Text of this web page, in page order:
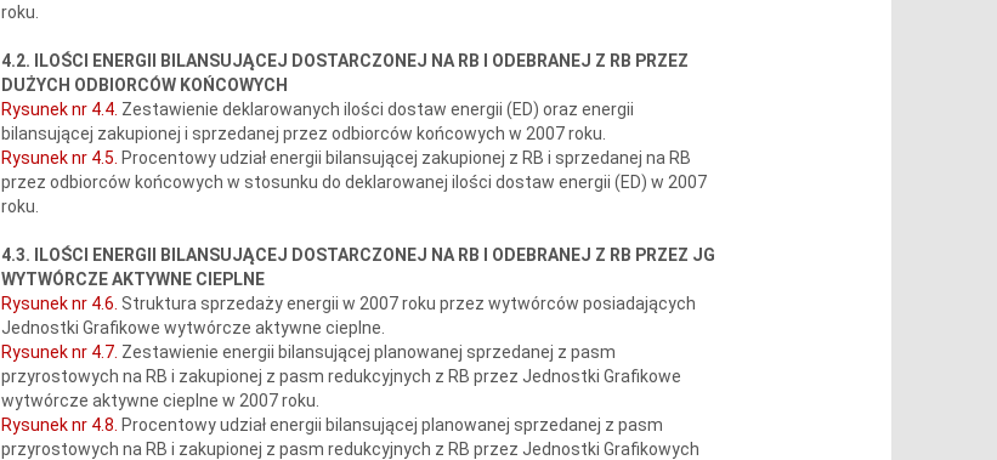
roku.
4.2. ILOŚCI ENERGII BILANSUJĄCEJ DOSTARCZONEJ NA RB I ODEBRANEJ Z RB PRZEZ
DUŻYCH ODBIORCÓW KOŃCOWYCH
Rysunek nr 4.4. Zestawienie deklarowanych ilości dostaw energii (ED) oraz energii
bilansującej zakupionej i sprzedanej przez odbiorców końcowych w 2007 roku.
Rysunek nr 4.5. Procentowy udział energii bilansującej zakupionej z RB i sprzedanej na RB
przez odbiorców końcowych w stosunku do deklarowanej ilości dostaw energii (ED) w 2007
roku.
4.3. ILOŚCI ENERGII BILANSUJĄCEJ DOSTARCZONEJ NA RB I ODEBRANEJ Z RB PRZEZ JG
WYTWÓRCZE AKTYWNE CIEPLNE
Rysunek nr 4.6. Struktura sprzedaży energii w 2007 roku przez wytwórców posiadających
Jednostki Grafikowe wytwórcze aktywne cieplne.
Rysunek nr 4.7. Zestawienie energii bilansującej planowanej sprzedanej z pasm
przyrostowych na RB i zakupionej z pasm redukcyjnych z RB przez Jednostki Grafikowe
wytwórcze aktywne cieplne w 2007 roku.
Rysunek nr 4.8. Procentowy udział energii bilansującej planowanej sprzedanej z pasm
przyrostowych na RB i zakupionej z pasm redukcyjnych z RB przez Jednostki Grafikowych